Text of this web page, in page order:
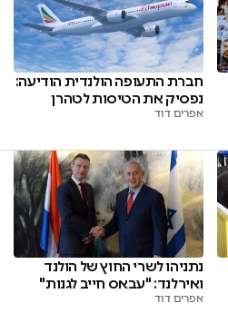
חברת התעופה הולנדית הודיעה:
נפסיק את הטיסות לטהרן
אפרים דוד
נתניהו לשרי החוץ של הולנד
ואירלנד: "עבאס חייב לגנות"
אפרים דוד